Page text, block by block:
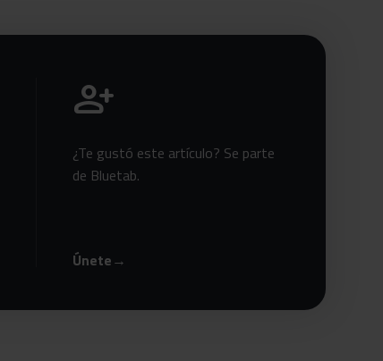
person_add
Únete a Bluetab
¿Te gustó este artículo? Se parte
de Bluetab.
Únete→